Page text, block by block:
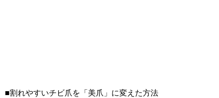
■割れやすいチビ爪を「美爪」に変えた方法